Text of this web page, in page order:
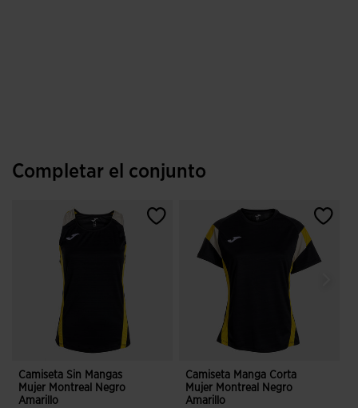
Completar el conjunto
Camiseta Sin Mangas
Mujer Montreal Negro
Amarillo
Camiseta Manga Corta
Mujer Montreal Negro
Amarillo